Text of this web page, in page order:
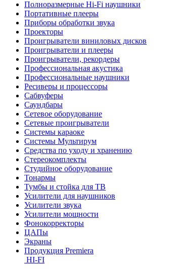
Полноразмерные Hi-Fi наушники
Портативные плееры
Приборы обработки звука
Проекторы
Проигрыватели виниловых дисков
Проигрыватели и плееры
Проигрыватели, рекордеры
Профессиональная акустика
Профессиональные наушники
Ресиверы и процессоры
Сабвуферы
Саундбары
Сетевое оборудование
Сетевые проигрыватели
Системы караоке
Системы Мультирум
Средства по уходу и хранению
Стереокомплекты
Студийное оборудование
Тонармы
Тумбы и стойка для ТВ
Усилители для наушников
Усилители звука
Усилители мощности
Фонокорректоры
ЦАПы
Экраны
Продукция Premiera
HI-FI